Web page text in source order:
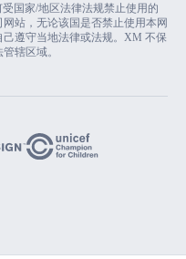
国家/地区法律法规禁止使用的
站，无论该国是否禁止使用本网
遵守当地法律或法规。XM 不保
辖区域。